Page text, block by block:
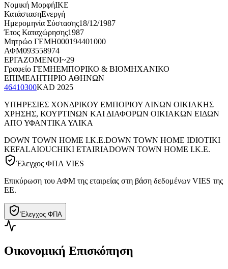
Νομική ΜορφήΙΚΕ
ΚατάστασηΕνεργή
Ημερομηνία Σύστασης18/12/1987
Έτος Καταχώρησης1987
Μητρώο ΓΕΜΗ000194401000
ΑΦΜ093558974
ΕΡΓΑΖΟΜΕΝΟΙ~29
Γραφείο ΓΕΜΗΕΜΠΟΡΙΚΟ & ΒΙΟΜΗΧΑΝΙΚΟ
ΕΠΙΜΕΛΗΤΗΡΙΟ ΑΘΗΝΩΝ
46410300KAD 2025
ΥΠΗΡΕΣΙΕΣ ΧΟΝΔΡΙΚΟΥ ΕΜΠΟΡΙΟΥ ΛΙΝΩΝ ΟΙΚΙΑΚΗΣ
ΧΡΗΣΗΣ, ΚΟΥΡΤΙΝΩΝ ΚΑΙ ΔΙΑΦΟΡΩΝ ΟΙΚΙΑΚΩΝ ΕΙΔΩΝ
ΑΠΟ ΥΦΑΝΤΙΚΑ ΥΛΙΚΑ
DOWN TOWN HOME Ι.Κ.Ε.DOWN TOWN HOME IDIOTIKI
KEFALAIOUCHIKI ETAIRIADOWN TOWN HOME I.K.E.
Έλεγχος ΦΠΑ VIES
Επικύρωση του ΑΦΜ της εταιρείας στη βάση δεδομένων VIES της
ΕΕ.
Έλεγχος ΦΠΑ
Οικονομική Επισκόπηση